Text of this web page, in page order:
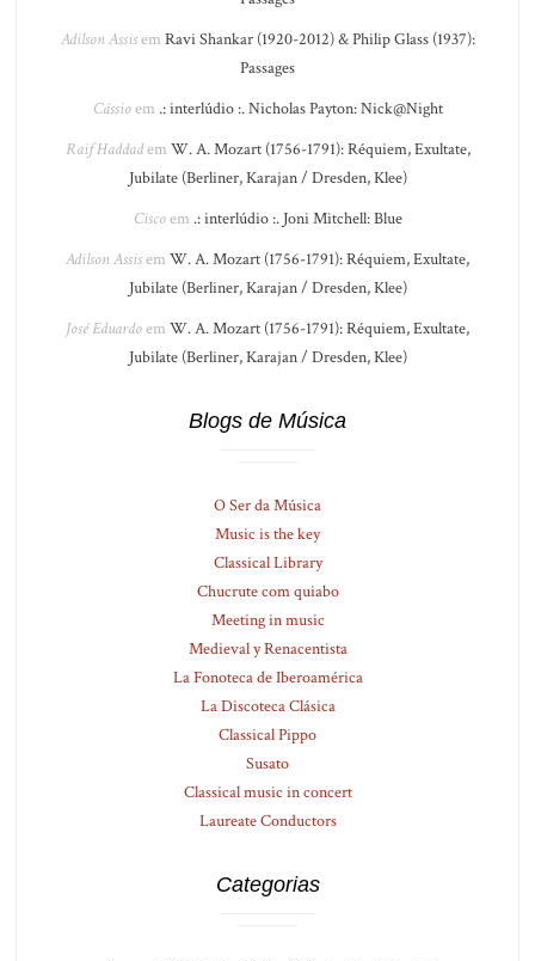
Adilson Assisem Ravi Shankar (1920-2012) & Philip Glass (1937):
Passages
Cássioem .: interlúdio :. Nicholas Payton: Nick@Night
Raif Haddadem W. A. Mozart (1756-1791): Réquiem, Exultate,
Jubilate (Berliner, Karajan / Dresden, Klee)
Ciscoem .: interlúdio :. Joni Mitchell: Blue
Adilson Assisem W. A. Mozart (1756-1791): Réquiem, Exultate,
Jubilate (Berliner, Karajan / Dresden, Klee)
José Eduardoem W. A. Mozart (1756-1791): Réquiem, Exultate,
Jubilate (Berliner, Karajan / Dresden, Klee)
Blogs de Música
O Ser da Música
Music is the key
Classical Library
Chucrute com quiabo
Meeting in music
Medieval y Renacentista
La Fonoteca de Iberoamérica
La Discoteca Clásica
Classical Pippo
Susato
Classical music in concert
Laureate Conductors
Categorias